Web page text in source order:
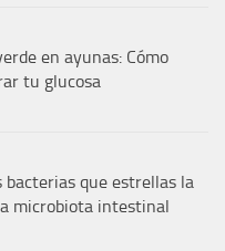
en ayunas: Cómo
tu glucosa
bacterias que estrellas la
microbiota intestinal